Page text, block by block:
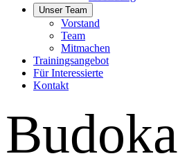
Unser Team
Vorstand
Team
Mitmachen
Trainingsangebot
Für Interessierte
Kontakt
Budoka